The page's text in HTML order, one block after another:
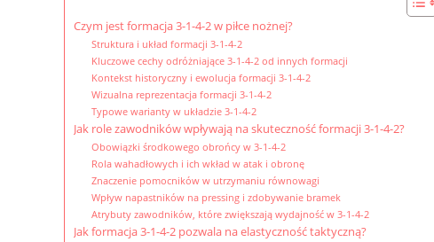
Czym jest formacja 3-1-4-2 w piłce nożnej?
Struktura i układ formacji 3-1-4-2
Kluczowe cechy odróżniające 3-1-4-2 od innych formacji
Kontekst historyczny i ewolucja formacji 3-1-4-2
Wizualna reprezentacja formacji 3-1-4-2
Typowe warianty w układzie 3-1-4-2
Jak role zawodników wpływają na skuteczność formacji 3-1-4-2?
Obowiązki środkowego obrońcy w 3-1-4-2
Rola wahadłowych i ich wkład w atak i obronę
Znaczenie pomocników w utrzymaniu równowagi
Wpływ napastników na pressing i zdobywanie bramek
Atrybuty zawodników, które zwiększają wydajność w 3-1-4-2
Jak formacja 3-1-4-2 pozwala na elastyczność taktyczną?